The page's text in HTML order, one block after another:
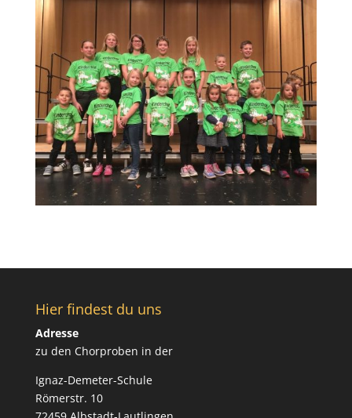
Hier findest du uns
Adresse
zu den Chorproben in der
Ignaz-Demeter-Schule
Römerstr. 10